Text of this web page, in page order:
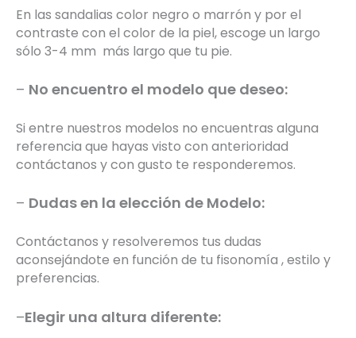
En las sandalias color negro o marrón y por el
contraste con el color de la piel, escoge un largo
sólo 3-4 mm más largo que tu pie.
– No encuentro el modelo que deseo:
Si entre nuestros modelos no encuentras alguna
referencia que hayas visto con anterioridad
contáctanos y con gusto te responderemos.
– Dudas en la elección de Modelo:
Contáctanos y resolveremos tus dudas
aconsejándote en función de tu fisonomía , estilo y
preferencias.
–Elegir una altura diferente: